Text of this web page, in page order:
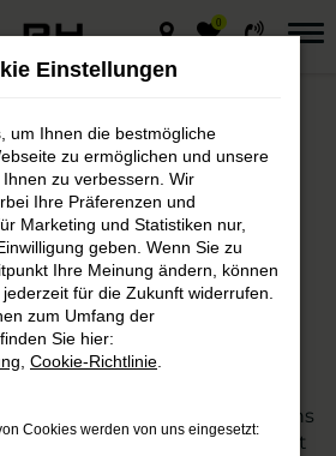
0
die gute
Magdeburg
nach Magdeburg wie in
ein anderes Modell ist so
zudem durch exzellente
Rudolph verstehen uns
Fahrzeuge von Audi und damit
Einstellungen
um Ihnen die bestmögliche
zu ermöglichen und unsere
zu verbessern. Wir
Ihre Präferenzen und
Marketing und Statistiken nur,
geben. Wenn Sie zu
Ihre Meinung ändern, können
für die Zukunft widerrufen.
zum Umfang der
Sie hier:
Cookie-Richtlinie
Cookies werden von uns eingesetzt: